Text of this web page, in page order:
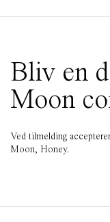
Bliv en
Moon
Ved tilmelding
Moon, Honey.